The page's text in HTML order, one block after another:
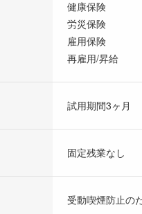
健康保険
労災保険
雇用保険
再雇用/昇給
試用期間3ヶ月
固定残業なし
受動喫煙防止の